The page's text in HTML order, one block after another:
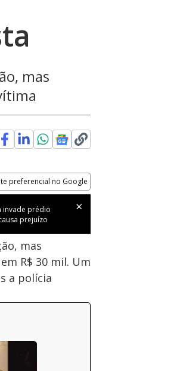
mas
preferencial no Google
invade prédio
prejuízo
interior de
na escola em
mas
R$ 30 mil. Um
a polícia